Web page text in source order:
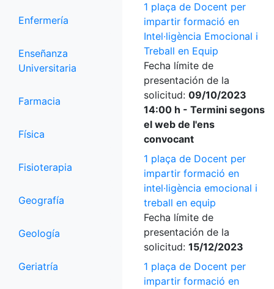
Enfermería
Enseñanza
Universitaria
Farmacia
Física
Fisioterapia
Geografía
Geología
Geriatría
1 plaça de Docent per
impartir formació en
Intel·ligència Emocional i
Treball en Equip
Fecha límite de
presentación de la
solicitud: 09/10/2023
14:00 h - Termini segons
el web de l'ens
convocant
1 plaça de Docent per
impartir formació en
intel·ligència emocional i
treball en equip
Fecha límite de
presentación de la
solicitud: 15/12/2023
1 plaça de Docent per
impartir formació en